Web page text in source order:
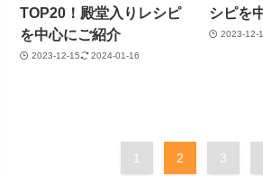
TOP20！殿堂入りレシピ
を中心にご紹介
2023-12-15 2024-01-16
シピを
2023-12-
1 2 3